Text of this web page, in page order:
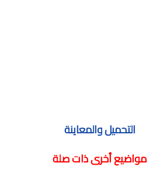
التحميل والمعاينة
مواضيع أخرى ذات صلة